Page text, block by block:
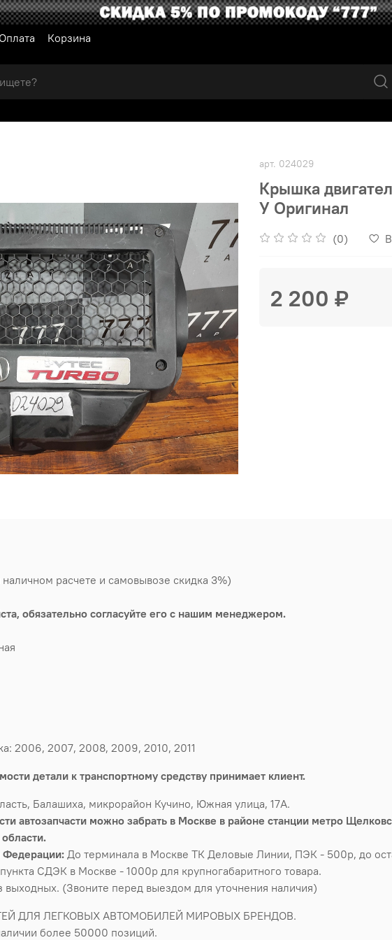
Оплата Корзина
арт. 024029
Крышка
У Оригинал
(0)
2 200 ₽
расчете и самовывозе скидка 3%)
обязательно согласуйте его с нашим менеджером.
2006, 2007, 2008, 2009, 2010, 2011
детали к транспортному средству принимает клиент.
Балашиха, микрорайон Кучино, Южная улица, 17А.
автозапчасти можно забрать в Москве в районе станции метро
Федерации: До терминала в Москве ТК Деловые Линии, ПЭК - 500р, до
СДЭК в Москве - 1000р для крупногабаритного товара.
выходных. (Звоните перед выездом для уточнения наличия)
ДЛЯ ЛЕГКОВЫХ АВТОМОБИЛЕЙ МИРОВЫХ БРЕНДОВ.
более 50000 позиций.